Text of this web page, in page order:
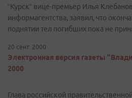
“Курск” вице-премьер Илья
информагентства, заявил, что
поднятии тел погибших пока не
20 сент. 2000
Электронная версия газеты
2000
Глава российской